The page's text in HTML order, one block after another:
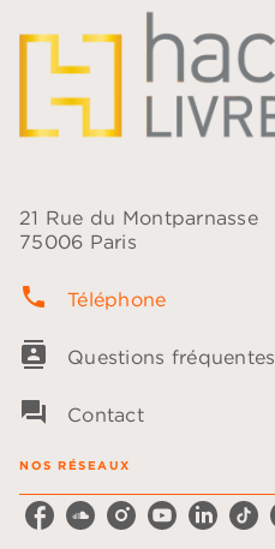
21 Rue du Montparnasse
75006 Paris
phone Téléphone
contacts Questions fréquentes
question_answer Contact
NOS RÉSEAUX